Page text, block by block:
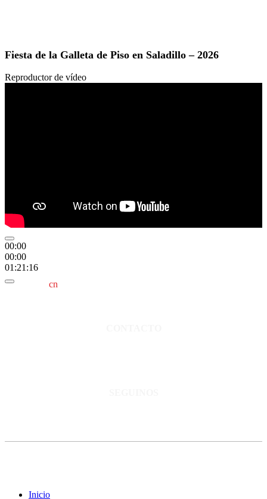
Fiesta de la Galleta de Piso en Saladillo – 2026
Reproductor de vídeo
00:00
00:00
01:21:16
cn
Inicio